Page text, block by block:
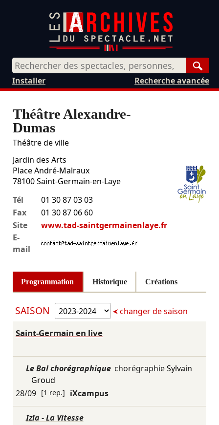
Recherche avancée
Installer
Théâtre Alexandre-
Dumas
Théâtre de ville
Jardin des Arts
Place André-Malraux
78100 Saint-Germain-en-Laye
Tél
01 30 87 03 03
Fax
01 30 87 06 60
Site
www.tad-saintgermainenlaye.fr
E-
mail
Programmation Historique Créations
SAISON changer de saison
Saint-Germain en live
Le Bal chorégraphique chorégraphieSylvain
Groud
28/09 [1 rep.] iXcampus
Izïa - La Vitesse